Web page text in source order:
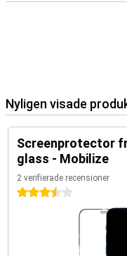
Nyligen visade
Screenprotector
glass - Mobilize
2 verifierade recensioner
3.5 stjärnor